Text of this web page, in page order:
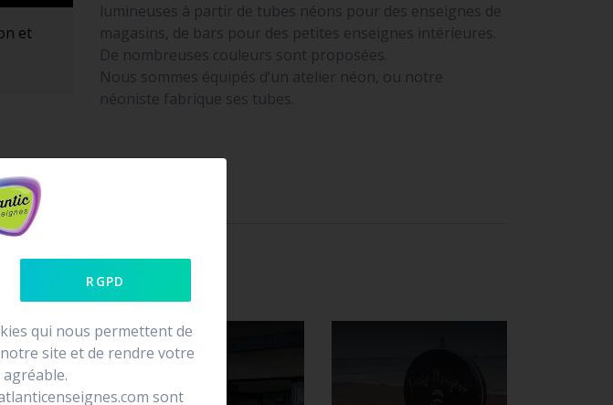
et
lumineuses à partir de tubes néons pour des enseignes de
magasins, de bars pour des petites enseignes intérieures.
De nombreuses couleurs sont proposées.
Nous sommes équipés d’un atelier néon, ou notre
néoniste fabrique ses tubes.
RGPD
qui nous permettent de
site et de rendre votre
sont